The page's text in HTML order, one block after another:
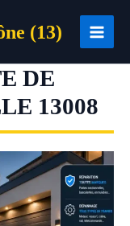
(13)
DE
13008